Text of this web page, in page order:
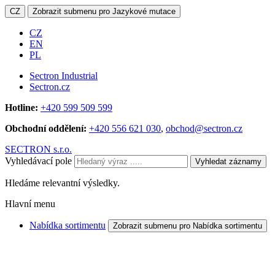
CZ Zobrazit submenu pro Jazykové mutace
CZ
EN
PL
Sectron Industrial
Sectron.cz
Hotline: +420 599 509 599
Obchodní oddělení: +420 556 621 030, obchod@sectron.cz
SECTRON s.r.o.
Vyhledávací pole
Vyhledat záznamy
Hledáme relevantní výsledky.
Hlavní menu
Nabídka sortimentu Zobrazit submenu pro Nabídka sortimentu